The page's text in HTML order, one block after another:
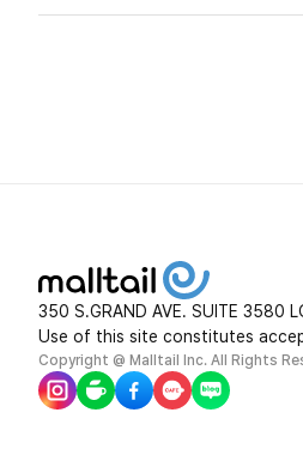
350 S.GRAND AVE. SUITE 3580
Use of this site constitutes
Copyright @ Malltail Inc. All Rights